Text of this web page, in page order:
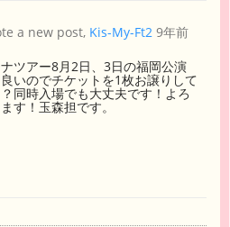
a new post, Kis-My-Ft2 9年前
ツアー8月2日、3日の福岡公演
いのでチケットを1枚お譲りして
同時入場でも大丈夫です！よろ
す！玉森担です。